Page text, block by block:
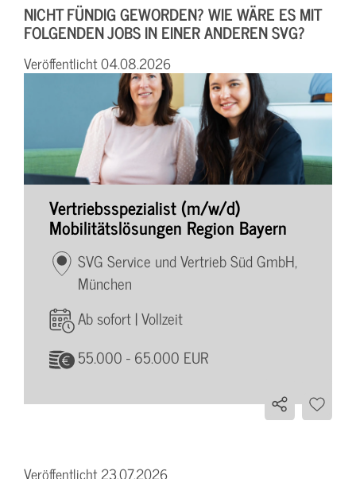
NICHT FÜNDIG GEWORDEN? WIE WÄRE ES MIT
FOLGENDEN JOBS IN EINER ANDEREN SVG?
Veröffentlicht 04.08.2026
Vertriebsspezialist (m/w/d)
Mobilitätslösungen Region Bayern
SVG Service und Vertrieb Süd GmbH,
München
Ab sofort | Vollzeit
55.000 - 65.000 EUR
Veröffentlicht 23.07.2026